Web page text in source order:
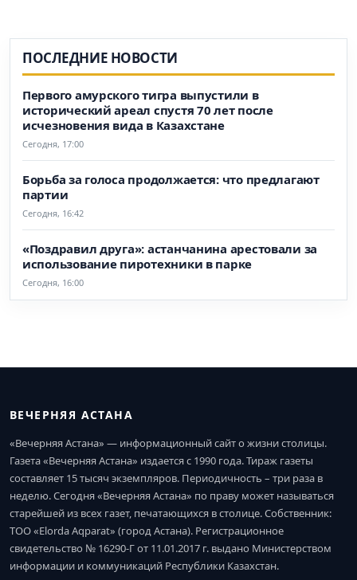
ПОСЛЕДНИЕ НОВОСТИ
Первого амурского тигра выпустили в
исторический ареал спустя 70 лет после
исчезновения вида в Казахстане
Сегодня, 17:00
Борьба за голоса продолжается: что предлагают
партии
Сегодня, 16:42
«Поздравил друга»: астанчанина арестовали за
использование пиротехники в парке
Сегодня, 16:00
ВЕЧЕРНЯЯ АСТАНА
«Вечерняя Астана» — информационный сайт о жизни столицы.
Газета «Вечерняя Астана» издается с 1990 года. Тираж газеты
составляет 15 тысяч экземпляров. Периодичность – три раза в
неделю. Сегодня «Вечерняя Астана» по праву может называться
старейшей из всех газет, печатающихся в столице. Собственник:
ТОО «Elorda Aqparat» (город Астана). Регистрационное
свидетельство № 16290-Г от 11.01.2017 г. выдано Министерством
информации и коммуникаций Республики Казахстан.